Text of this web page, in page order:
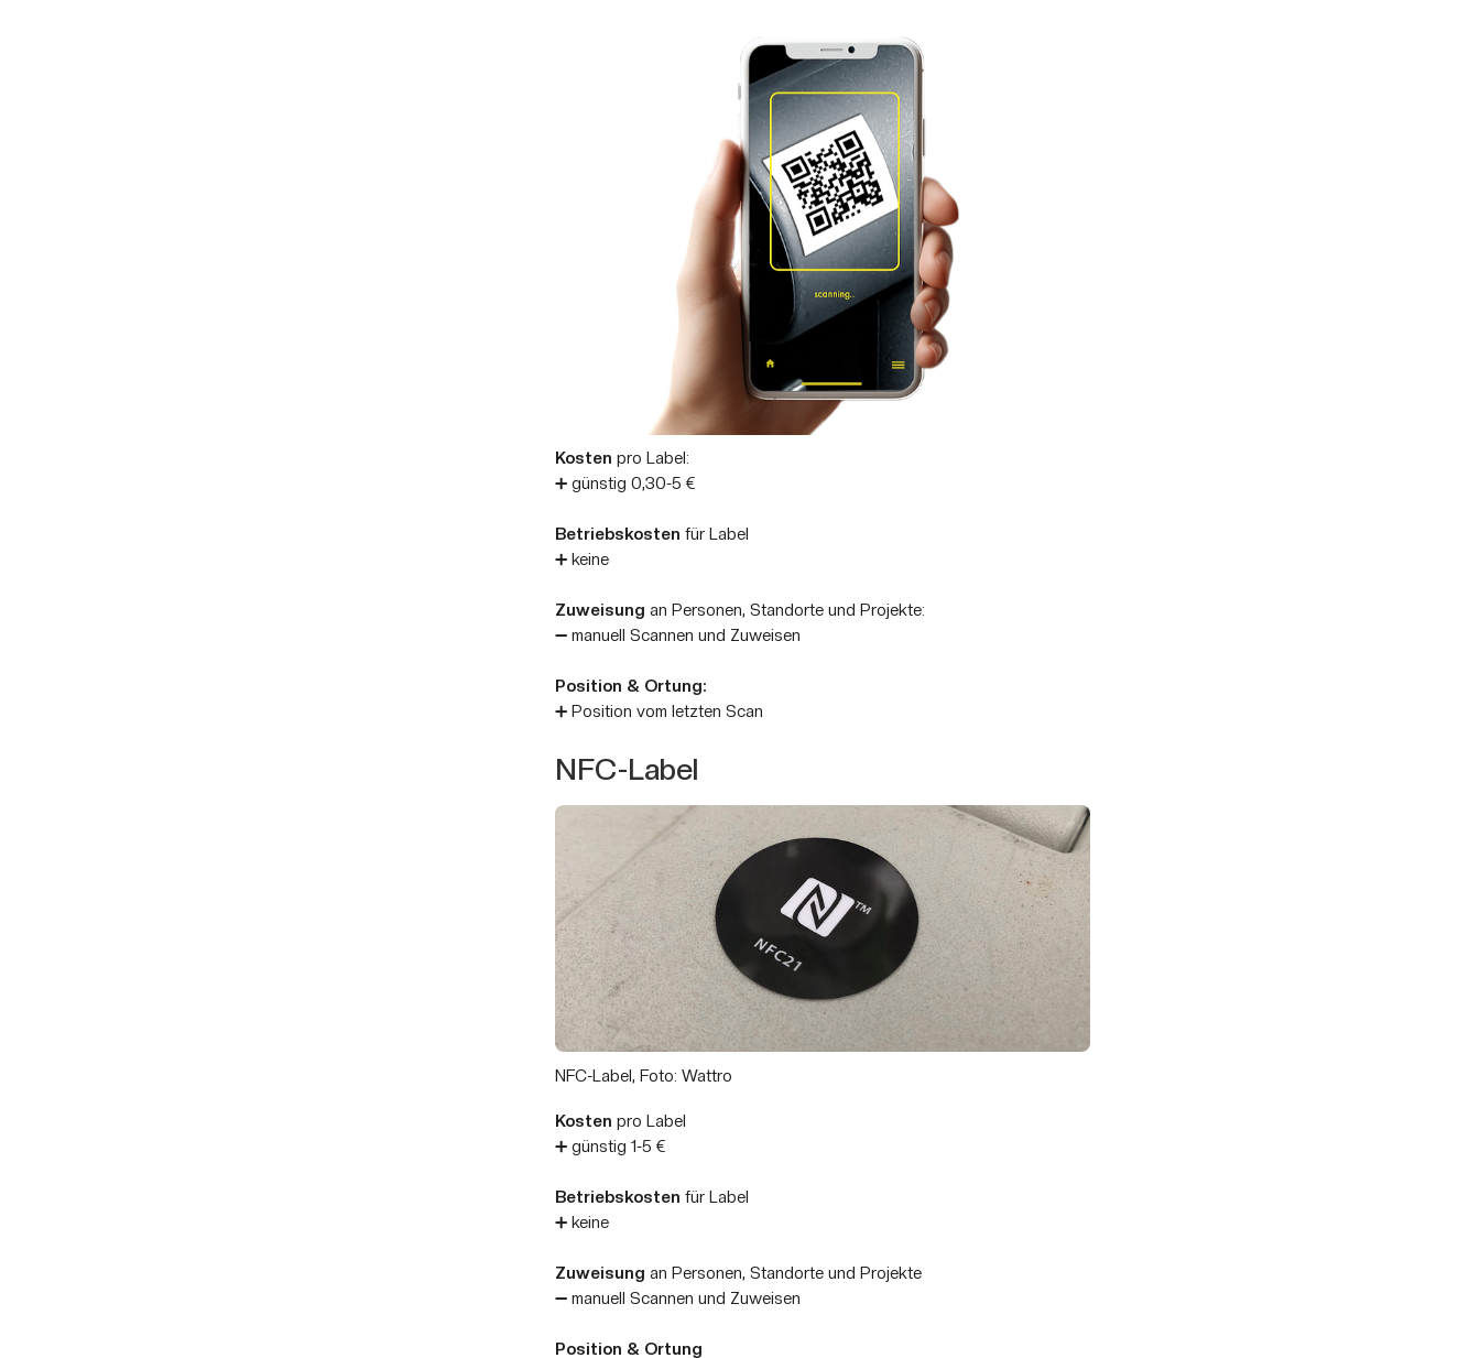
Kosten pro Label:
➕ günstig 0,30-5 €
Betriebskosten für Label
➕ keine
Zuweisung an Personen, Standorte und Projekte:
➖ manuell Scannen und Zuweisen
Position & Ortung:
➕ Position vom letzten Scan
NFC-Label
NFC-Label, Foto: Wattro
Kosten pro Label
➕ günstig 1-5 €
Betriebskosten für Label
➕ keine
Zuweisung an Personen, Standorte und Projekte
➖ manuell Scannen und Zuweisen
Position & Ortung